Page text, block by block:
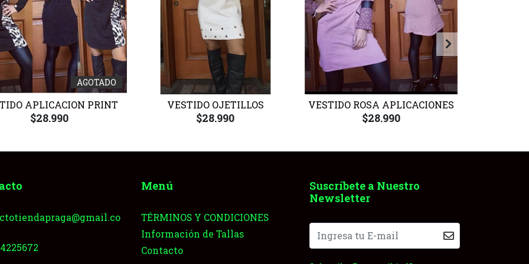
AGOTADO
APLICACION PRINT
$28.990
VESTIDO OJETILLOS
$28.990
VESTIDO ROSA APLICACIONES
$28.990
Menú
TÉRMINOS Y CONDICIONES
Información de Tallas
Contacto
Suscríbete a Nuestro
Newsletter